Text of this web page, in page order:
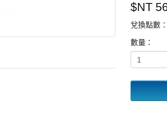
$NT
兌換點數
數量：